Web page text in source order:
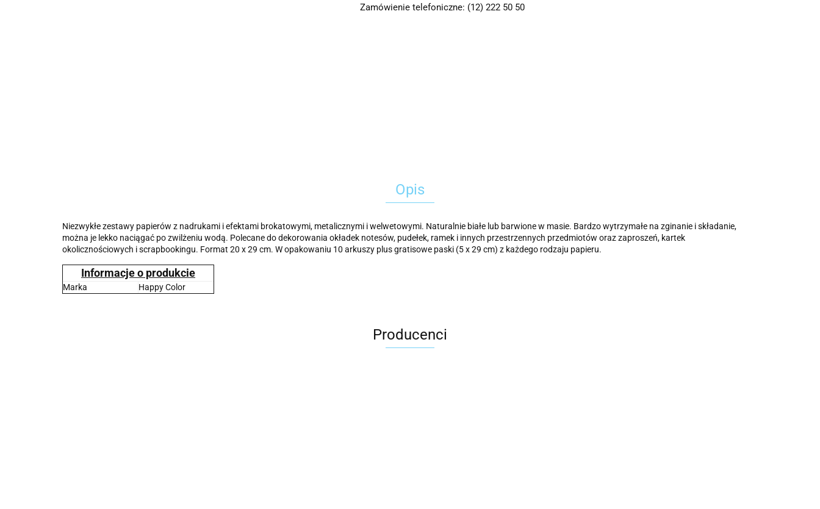
Zamówienie telefoniczne: (12) 222 50 50
Opis
Niezwykłe zestawy papierów z nadrukami i efektami brokatowymi, metalicznymi i welwetowymi. Naturalnie białe lub barwione w masie. Bardzo wytrzymałe na zginanie i składanie,
można je lekko naciągać po zwilżeniu wodą. Polecane do dekorowania okładek notesów, pudełek, ramek i innych przestrzennych przedmiotów oraz zaproszeń, kartek
okolicznościowych i scrapbookingu. Format 20 x 29 cm. W opakowaniu 10 arkuszy plus gratisowe paski (5 x 29 cm) z każdego rodzaju papieru.
Informacje o produkcie
Marka Happy Color
Producenci